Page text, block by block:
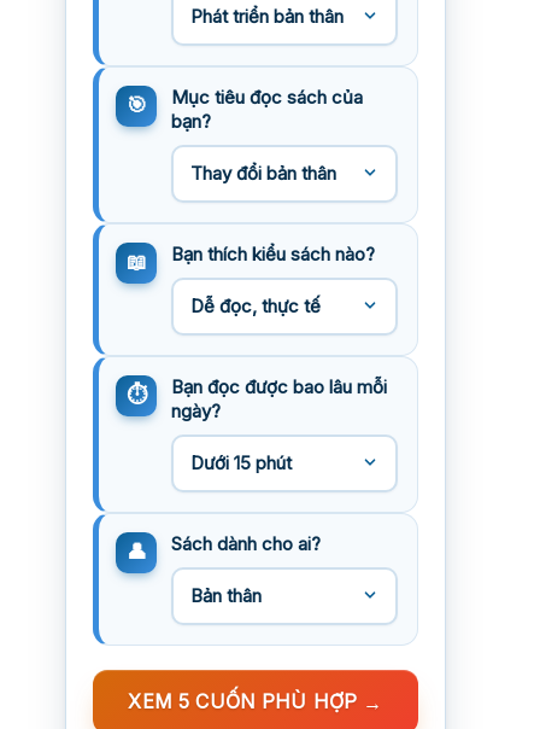
Mục tiêu đọc sách của
bạn?
Bạn thích kiểu sách nào?
Bạn đọc được bao lâu mỗi
ngày?
Sách dành cho ai?
XEM 5 CUỐN PHÙ HỢP →